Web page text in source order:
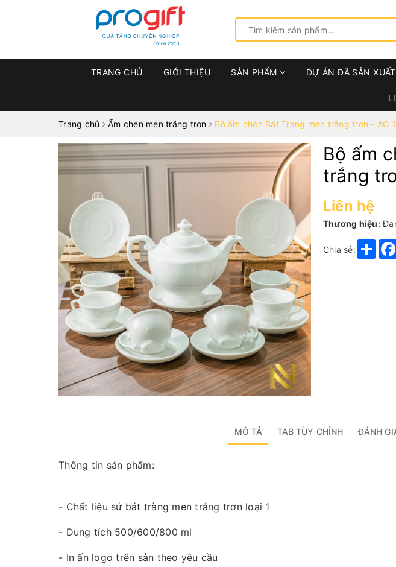
TRANG CHỦ GIỚI THIỆU SẢN PHẨM DỰ ÁN ĐÃ SẢN XUẤT
Trang chủ Ấm chén men trắng trơn Bộ ấm chén Bát Tràng men trắng trơn - AC 1
Bộ ấm
trắng
Liên hệ
Thương hiệu:
Chia sẻ:
MÔ TẢ TAB TÙY CHỈNH ĐÁNH
Thông tin sản phẩm:
- Chất liệu sứ bát tràng men trắng trơn loại 1
- Dung tích 500/600/800 ml
- In ấn logo trên sản theo yêu cầu